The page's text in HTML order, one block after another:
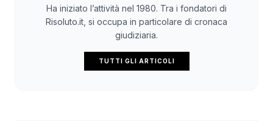
Ha iniziato l’attività nel 1980. Tra i fondatori di
Risoluto.it, si occupa in particolare di cronaca
giudiziaria.
TUTTI GLI ARTICOLI